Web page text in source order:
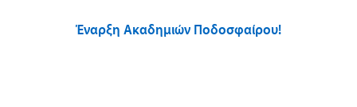
Έναρξη Ακαδημιών Ποδοσφαίρου!